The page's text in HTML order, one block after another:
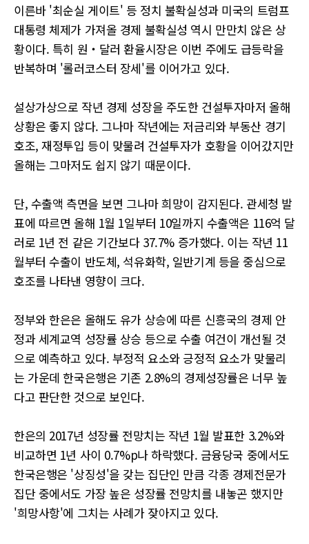
이른바 '최순실 게이트' 등 정치 불확실성과 미국의 트럼프
대통령 체제가 가져올 경제 불확실성 역시 만만치 않은 상
황이다. 특히 원‧달러 환율시장은 이번 주에도 급등락을
반복하며 '롤러코스터 장세'를 이어가고 있다.
설상가상으로 작년 경제 성장을 주도한 건설투자마저 올해
상황은 좋지 않다. 그나마 작년에는 저금리와 부동산 경기
호조, 재정투입 등이 맞물려 건설투자가 호황을 이어갔지만
올해는 그마저도 쉽지 않기 때문이다.
단, 수출액 측면을 보면 그나마 희망이 감지된다. 관세청 발
표에 따르면 올해 1월 1일부터 10일까지 수출액은 116억 달
러로 1년 전 같은 기간보다 37.7% 증가했다. 이는 작년 11
월부터 수출이 반도체, 석유화학, 일반기계 등을 중심으로
호조를 나타낸 영향이 크다.
정부와 한은은 올해도 유가 상승에 따른 신흥국의 경제 안
정과 세계교역 성장률 상승 등으로 수출 여건이 개선될 것
으로 예측하고 있다. 부정적 요소와 긍정적 요소가 맞물리
는 가운데 한국은행은 기존 2.8%의 경제성장률은 너무 높
다고 판단한 것으로 보인다.
한은의 2017년 성장률 전망치는 작년 1월 발표한 3.2%와
비교하면 1년 사이 0.7%p나 하락했다. 금융당국 중에서도
한국은행은 '상징성'을 갖는 집단인 만큼 각종 경제전문가
집단 중에서도 가장 높은 성장률 전망치를 내놓곤 했지만
'희망사항'에 그치는 사례가 잦아지고 있다.